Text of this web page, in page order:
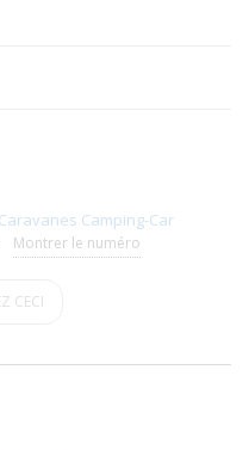
Camping-Car
Montrer le numéro
CECI